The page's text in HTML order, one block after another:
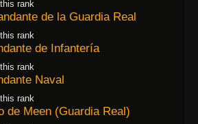
rank
de la Guardia Real
rank
de Infantería
rank
Naval
rank
de Meen (Guardia Real)